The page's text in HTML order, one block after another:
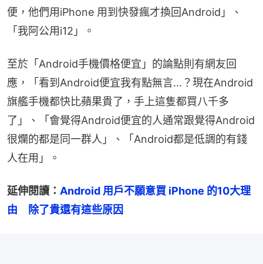
便，他們用iPhone 用到快發瘋才換回Android」、
「我阿公用i12」。
至於「Android手機價格便宜」的論點則有網友回
應，「看到Android便宜我有點無言...？現在Android
旗艦手機都快比蘋果貴了，手上這隻都買八千多
了」、「會覺得Android便宜的人通常跟覺得Android
很爛的都是同一群人」、「Android都是低調的有錢
人在用」。
延伸閱讀： Android 用戶不願意買 iPhone 的10大理
由　除了貴還有這些原因